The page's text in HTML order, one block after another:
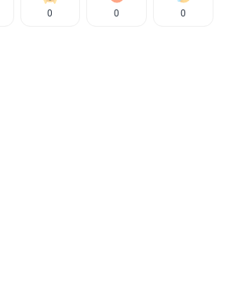
0 0 0